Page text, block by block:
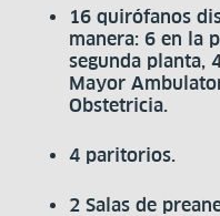
16 quirófanos
manera: 6 en la
segunda planta,
Mayor
Obstetricia.
4 paritorios.
2 Salas de